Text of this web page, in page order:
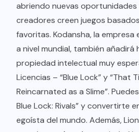
abriendo nuevas oportunidades
creadores creen juegos
favoritas. Kodansha, la
a nivel mundial, también
propiedad intelectual muy
Licencias – “Blue Lock” y “That
Reincarnated as a Slime”.
Blue Lock: Rivals” y convertirte
egoísta del mundo. Además,